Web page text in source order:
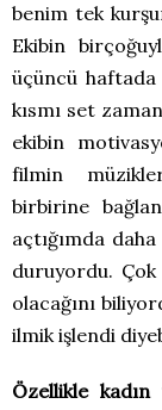
benim tek
Ekibin
üçüncü
kısmı set
ekibin
filmin
birbirine
açtığımda
duruyordu.
olacağını
ilmik işlendi
Özellikle